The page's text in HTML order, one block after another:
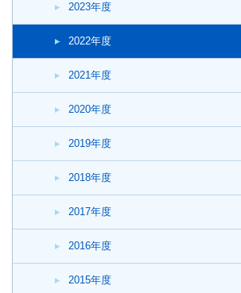
2023年度
2022年度
2021年度
2020年度
2019年度
2018年度
2017年度
2016年度
2015年度